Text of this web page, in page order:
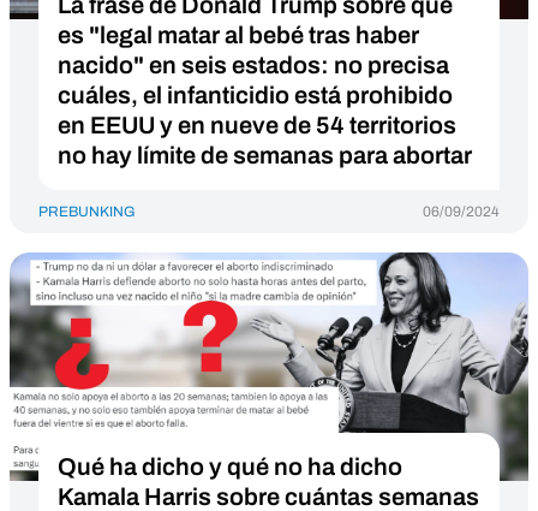
es "legal matar al bebé tras haber
nacido" en seis estados: no precisa
cuáles, el infanticidio está prohibido
en EEUU y en nueve de 54 territorios
no hay límite de semanas para abortar
PREBUNKING 06/09/2024
Qué ha dicho y qué no ha dicho
Kamala Harris sobre cuántas semanas